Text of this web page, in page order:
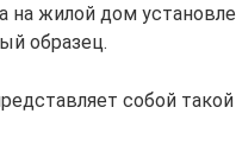
на жилой дом
образец.
собой